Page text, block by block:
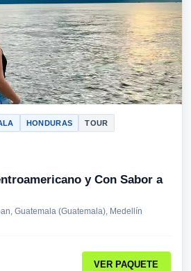
HONDURAS TOUR
y Con Sabor a
Guatemala (Guatemala), Medellín
VER PAQUETE